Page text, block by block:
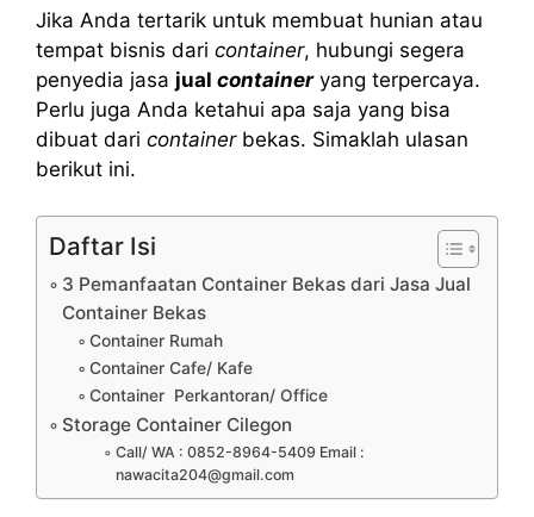
Jika Anda tertarik untuk membuat hunian atau
tempat bisnis dari container, hubungi segera
penyedia jasa jual containeryang terpercaya.
Perlu juga Anda ketahui apa saja yang bisa
dibuat dari containerbekas. Simaklah ulasan
berikut ini.
Daftar Isi
3 Pemanfaatan Container Bekas dari Jasa Jual
Container Bekas
Container Rumah
Container Cafe/ Kafe
Container Perkantoran/ Office
Storage Container Cilegon
Call/ WA : 0852-8964-5409 Email :
nawacita204@gmail.com